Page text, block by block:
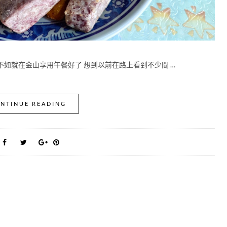
就在金山享用午餐好了 想到以前在路上看到不少間 …
READING